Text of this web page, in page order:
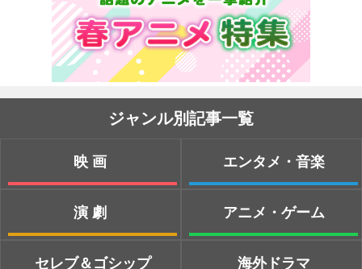
ジャンル別記事一覧
映画
演劇
セレブ＆ゴシップ
エンタメ・音楽
アニメ・ゲーム
海外ドラマ